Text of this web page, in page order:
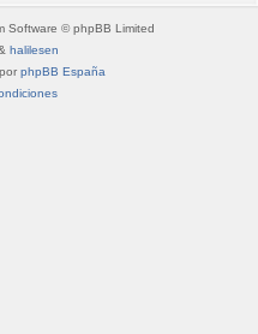
Software © phpBB Limited
halilesen
phpBB España